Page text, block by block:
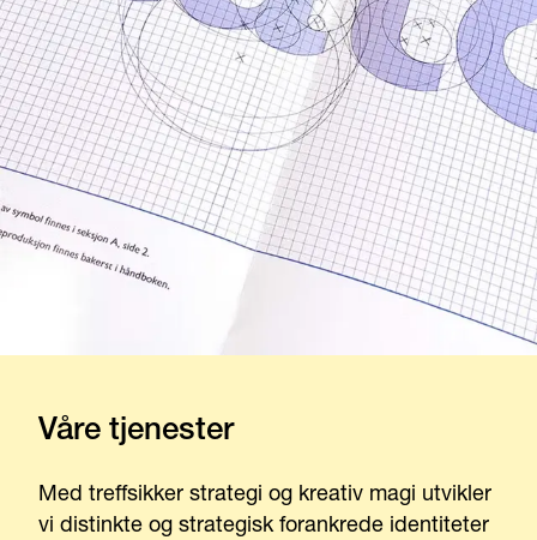
Våre tjenester
Med treffsikker strategi og kreativ magi utvikler
vi distinkte og strategisk forankrede identiteter